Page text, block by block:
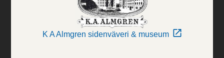
K A Almgren sidenväveri & museum